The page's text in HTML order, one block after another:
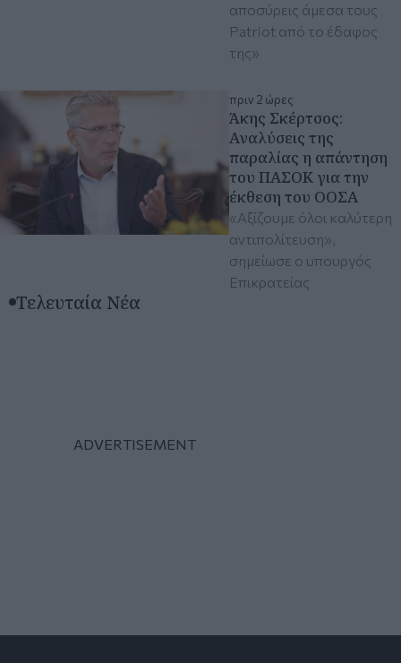
αποσύρεις άμεσα τους
Patriot από το έδαφος
της»
πριν 2 ώρες
Άκης Σκέρτσος:
Aναλύσεις της
παραλίας η απάντηση
του ΠΑΣΟΚ για την
έκθεση του ΟΟΣΑ
«Αξίζουμε όλοι καλύτερη
αντιπολίτευση»,
σημείωσε ο υπουργός
Επικρατείας
Τελευταία Νέα